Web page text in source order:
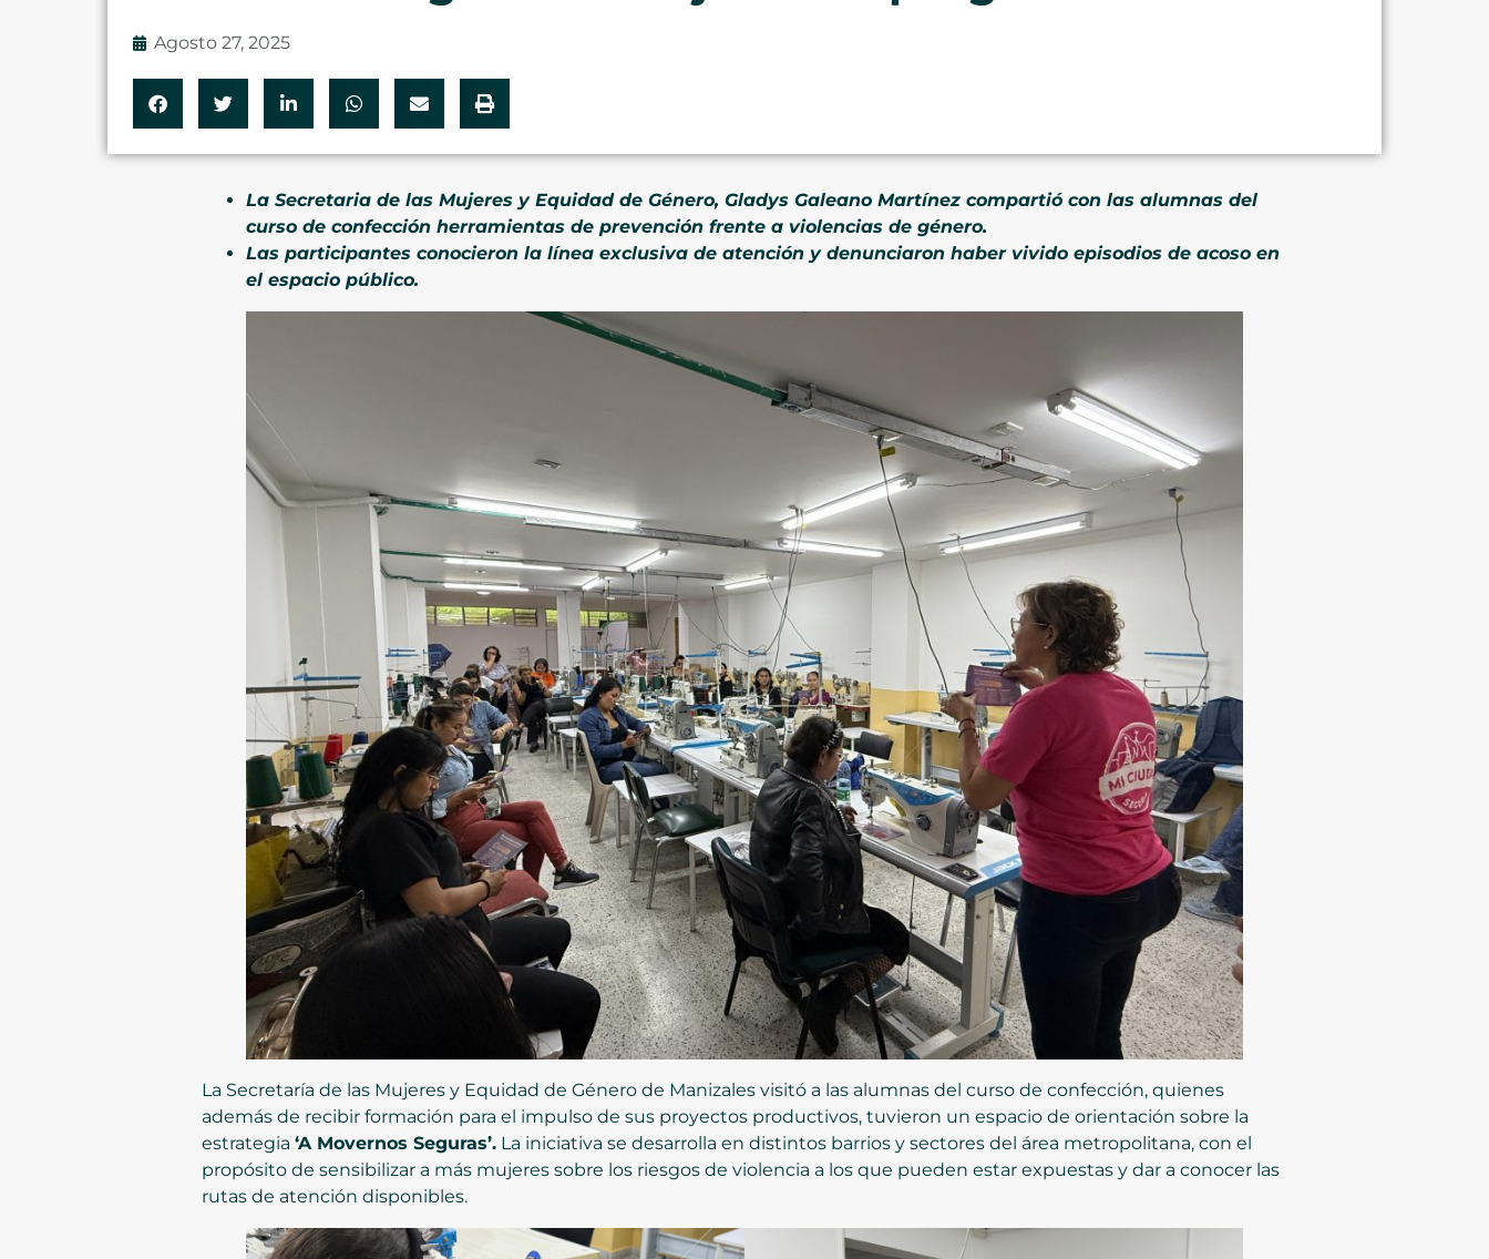
Agosto 27, 2025
La Secretaria de las Mujeres y Equidad de Género, Gladys Galeano Martínez compartió con las alumnas del
curso de confección herramientas de prevención frente a violencias de género.
Las participantes conocieron la línea exclusiva de atención y denunciaron haber vivido episodios de acoso en
el espacio público.
La Secretaría de las Mujeres y Equidad de Género de Manizales visitó a las alumnas del curso de confección, quienes
además de recibir formación para el impulso de sus proyectos productivos, tuvieron un espacio de orientación sobre la
estrategia ‘A Movernos Seguras’. La iniciativa se desarrolla en distintos barrios y sectores del área metropolitana, con el
propósito de sensibilizar a más mujeres sobre los riesgos de violencia a los que pueden estar expuestas y dar a conocer las
rutas de atención disponibles.